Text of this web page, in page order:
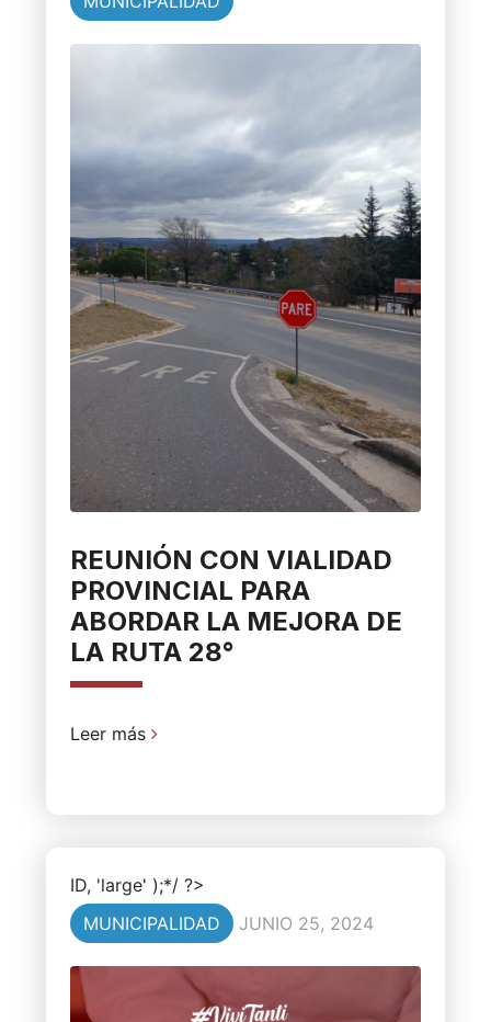
REUNIÓN CON VIALIDAD
PROVINCIAL PARA
ABORDAR LA MEJORA DE
LA RUTA 28°
Leer más
ID, 'large' );*/ ?>
MUNICIPALIDAD
JUNIO 25, 2024